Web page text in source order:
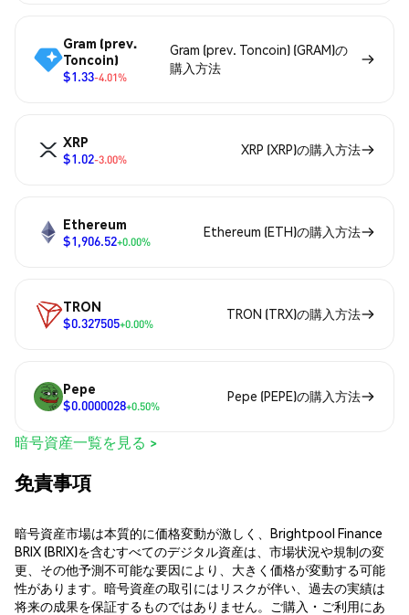
Gram (prev.
Toncoin)
$1.33-4.01%
Gram (prev. Toncoin) (GRAM)の
購入方法
XRP
$1.02-3.00%
XRP (XRP)の購入方法
Ethereum
$1,906.52+0.00%
Ethereum (ETH)の購入方法
TRON
$0.327505+0.00%
TRON (TRX)の購入方法
Pepe
$0.0000028+0.50%
Pepe (PEPE)の購入方法
暗号資産一覧を見る >
免責事項
暗号資産市場は本質的に価格変動が激しく、Brightpool Finance
BRIX (BRIX)を含むすべてのデジタル資産は、市場状況や規制の変
更、その他予測不可能な要因により、大きく価格が変動する可能
性があります。暗号資産の取引にはリスクが伴い、過去の実績は
将来の成果を保証するものではありません。ご購入・ご利用にあ